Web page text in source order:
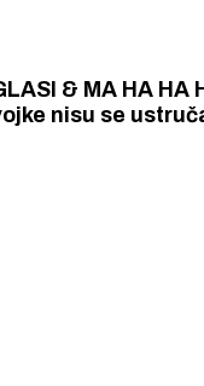
& MA HA HA
nisu se